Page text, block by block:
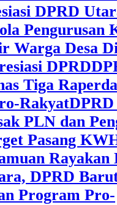
DPRD
Pengurusan
Warga Desa
DPRD
Tiga
Rakyat
PLN dan
Pasang
Rayakan
DPRD
Program Pro-